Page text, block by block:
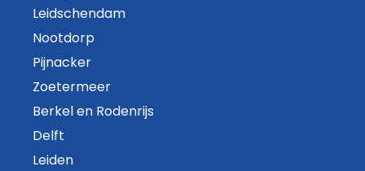
Leidschendam
Nootdorp
Pijnacker
Zoetermeer
Berkel en Rodenrijs
Delft
Leiden